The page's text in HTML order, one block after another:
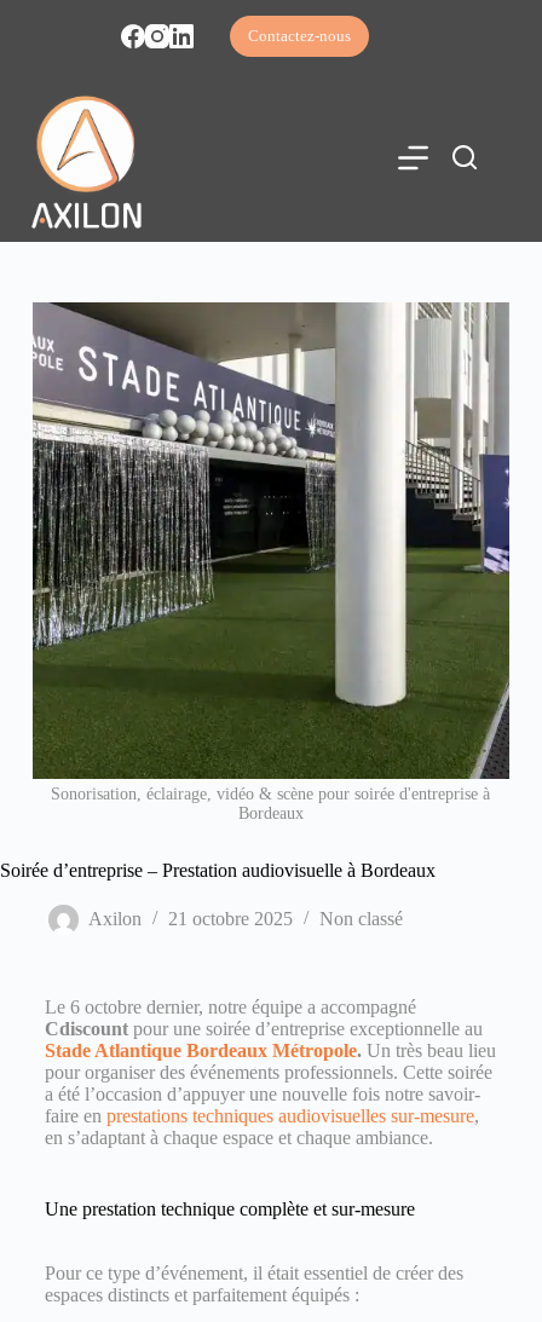
Contactez-nous
Sonorisation, éclairage, vidéo & scène pour soirée d'entreprise à
Bordeaux
Soirée d’entreprise – Prestation audiovisuelle à Bordeaux
Axilon 21 octobre 2025 Non classé
Le 6 octobre dernier, notre équipe a accompagné
Cdiscountpour une soirée d’entreprise exceptionnelle au
Stade Atlantique Bordeaux Métropole. Un très beau lieu
pour organiser des événements professionnels. Cette soirée
a été l’occasion d’appuyer une nouvelle fois notre savoir-
faire en prestations techniques audiovisuelles sur-mesure,
en s’adaptant à chaque espace et chaque ambiance.
Une prestation technique complète et sur-mesure
Pour ce type d’événement, il était essentiel de créer des
espaces distincts et parfaitement équipés :